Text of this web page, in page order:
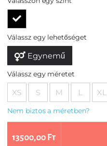
Válassz egy lehetőséget
Egynemű
Válassz egy méretet
XS S M L XL
Nem biztos a méretben?
13500,00 Ft